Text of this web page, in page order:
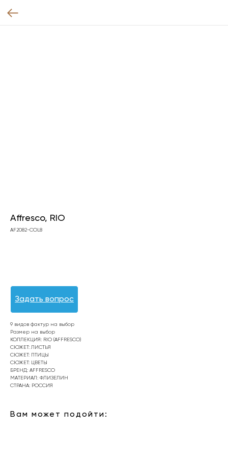
Affresco, RIO
AF2082-COL8
Задать вопрос
9 видов фактур на выбор
Размер на выбор
КОЛЛЕКЦИЯ: RIO (AFFRESCO)
СЮЖЕТ: ЛИСТЬЯ
СЮЖЕТ: ПТИЦЫ
СЮЖЕТ: ЦВЕТЫ
БРЕНД: AFFRESCO
МАТЕРИАЛ: ФЛИЗЕЛИН
СТРАНА: РОССИЯ
Вам может подойти: